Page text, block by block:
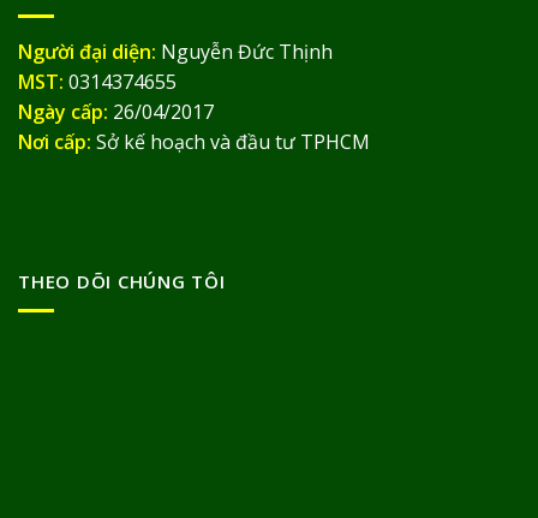
Người đại diện: Nguyễn Đức Thịnh
MST: 0314374655
Ngày cấp: 26/04/2017
Nơi cấp: Sở kế hoạch và đầu tư TPHCM
THEO DÕI CHÚNG TÔI